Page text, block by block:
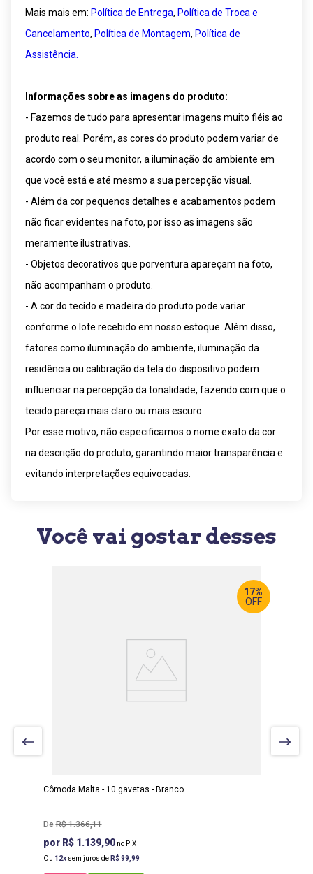
Mais mais em: Política de Entrega, Política de Troca e
Cancelamento, Política de Montagem, Política de
Assistência.
Informações sobre as imagens do produto:
- Fazemos de tudo para apresentar imagens muito fiéis ao
produto real. Porém, as cores do produto podem variar de
acordo com o seu monitor, a iluminação do ambiente em
que você está e até mesmo a sua percepção visual.
- Além da cor pequenos detalhes e acabamentos podem
não ficar evidentes na foto, por isso as imagens são
meramente ilustrativas.
- Objetos decorativos que porventura apareçam na foto,
não acompanham o produto.
- A cor do tecido e madeira do produto pode variar
conforme o lote recebido em nosso estoque. Além disso,
fatores como iluminação do ambiente, iluminação da
residência ou calibração da tela do dispositivo podem
influenciar na percepção da tonalidade, fazendo com que o
tecido pareça mais claro ou mais escuro.
Por esse motivo, não especificamos o nome exato da cor
na descrição do produto, garantindo maior transparência e
evitando interpretações equivocadas.
Você vai gostar desses
Cômoda Malta - 10 gavetas - Branco
R$ 1.366,11
R$ 1.139,90
Ou 12 sem juros de R$ 99 99
17%
OFF